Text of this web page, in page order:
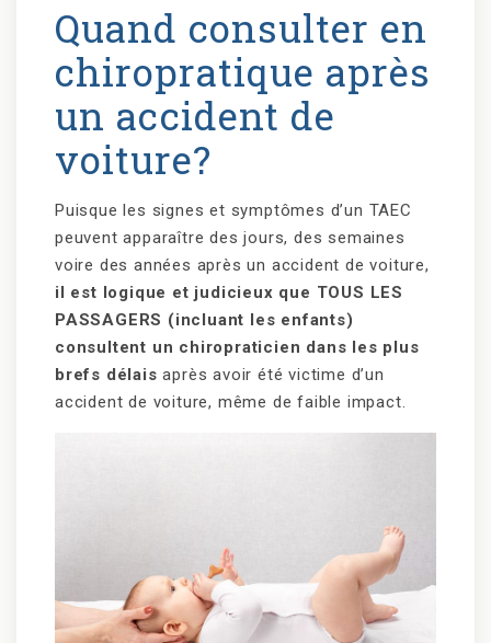
Quand consulter en
chiropratique après
un accident de
voiture?
Puisque les signes et symptômes d’un TAEC
peuvent apparaître des jours, des semaines
voire des années après un accident de voiture,
il est logique et judicieux que TOUS LES
PASSAGERS (incluant les enfants)
consultent un chiropraticien dans les plus
brefs délais après avoir été victime d’un
accident de voiture, même de faible impact.